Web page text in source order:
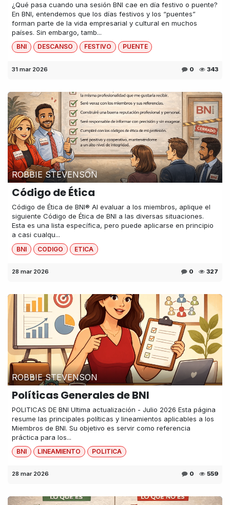
¿Qué pasa cuando una sesión BNI cae en día festivo o puente?
En BNI, entendemos que los días festivos y los “puentes”
forman parte de la vida empresarial y cultural en muchos
países. Sin embargo, tamb...
BNI DESCANSO FESTIVO PUENTE
31 mar 2026 0 343
ROBBIE STEVENSON
Código de Ética
Código de Ética de BNI® Al evaluar a los miembros, aplique el
siguiente Código de Ética de BNI a las diversas situaciones.
Esta es una lista específica, pero puede aplicarse en principio
a casi cualqu...
BNI CODIGO ETICA
28 mar 2026 0 327
ROBBIE STEVENSON
Políticas Generales de BNI
POLITICAS DE BNI Ultima actualización - Julio 2026 Esta página
resume las principales políticas y lineamientos aplicables a los
Miembros de BNI. Su objetivo es servir como referencia
práctica para los...
BNI LINEAMIENTO POLITICA
28 mar 2026 0 559